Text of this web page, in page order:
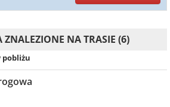
NA TRASIE (6)
pobliżu